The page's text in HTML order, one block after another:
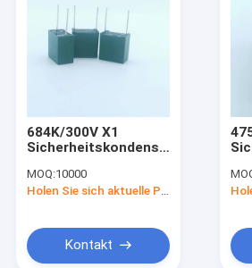
Kondensator der Sicherheits-Y1
Monolithischer keramischer
Verbindungskabel aus optischen
Sicherheit von
684K/300V X1
Sicherheitskondensator
für industrielle
Anwendungen
MOQ:10000
Kontakt
für